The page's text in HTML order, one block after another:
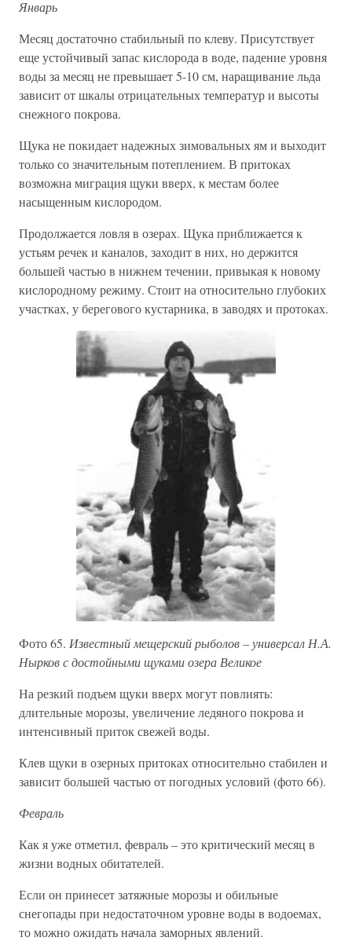
Январь
Месяц достаточно стабильный по клеву. Присутствует
еще устойчивый запас кислорода в воде, падение уровня
воды за месяц не превышает 5-10 см, наращивание льда
зависит от шкалы отрицательных температур и высоты
снежного покрова.
Щука не покидает надежных зимовальных ям и выходит
только со значительным потеплением. В притоках
возможна миграция щуки вверх, к местам более
насыщенным кислородом.
Продолжается ловля в озерах. Щука приближается к
устьям речек и каналов, заходит в них, но держится
большей частью в нижнем течении, привыкая к новому
кислородному режиму. Стоит на относительно глубоких
участках, у берегового кустарника, в заводях и протоках.
Фото 65. Известный мещерский рыболов – универсал Н.А.
Нырков с достойными щуками озера Великое
На резкий подъем щуки вверх могут повлиять:
длительные морозы, увеличение ледяного покрова и
интенсивный приток свежей воды.
Клев щуки в озерных притоках относительно стабилен и
зависит большей частью от погодных условий (фото 66).
Февраль
Как я уже отметил, февраль – это критический месяц в
жизни водных обитателей.
Если он принесет затяжные морозы и обильные
снегопады при недостаточном уровне воды в водоемах,
то можно ожидать начала заморных явлений.